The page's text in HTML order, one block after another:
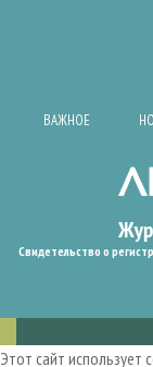
ВАЖНОЕ
Свидетельство о
Этот сайт использует